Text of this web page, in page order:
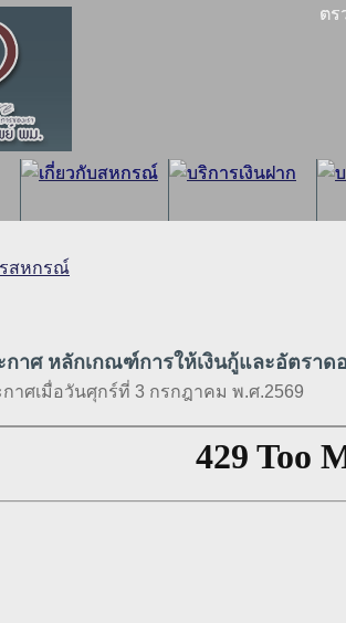
ตร
กาศ หลักเกณฑ์การให้เงินกู้และอัตราด
กาศเมื่อวันศุกร์ที่ 3 กรกฎาคม พ.ศ.2569